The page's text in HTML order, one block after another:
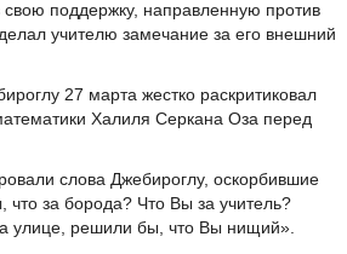
свою поддержку, направленную против
учителю замечание за его внешний
27 марта жестко раскритиковал
Халиля Серкана Оза перед
слова Джебироглу, оскорбившие
что за борода? Что Вы за учитель?
улице, решили бы, что Вы нищий».